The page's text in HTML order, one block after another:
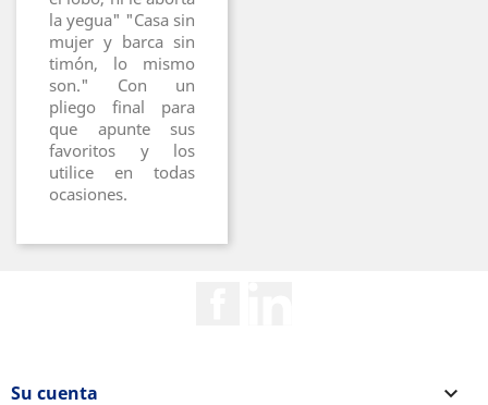
la yegua" "Casa sin
mujer y barca sin
timón, lo mismo
son." Con un
pliego final para
que apunte sus
favoritos y los
utilice en todas
ocasiones.
Su cuenta 